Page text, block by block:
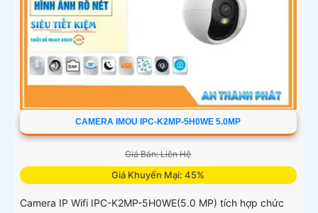
CAMERA IMOU IPC-K2MP-5H0WE 5.0MP
Giá Bán: Liên Hệ
Giá Khuyến Mại: 45%
Camera IP Wifi IPC-K2MP-5H0WE(5.0 MP) tích hợp chức